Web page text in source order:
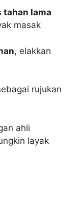
tahan lama
masak
, elakkan
rujukan
ahli
layak